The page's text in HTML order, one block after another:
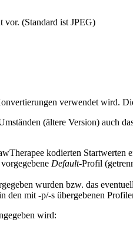
vor. (Standard ist JPEG)
verwendet wird.
(ältere Version)
kodierten Startwerten
Default-Profil
wurden bzw. das
mit -p/-s übergebenen
wird: